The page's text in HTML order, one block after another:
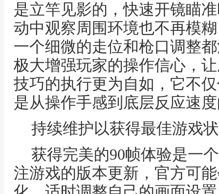
是立竿见影的，快速开镜瞄
动中观察周围环境也不再模
一个细微的走位和枪口调整
极大增强玩家的操作信心，
技巧的执行更为自如，它不
是从操作手感到底层反应速
持续维护以获得最佳游戏
获得完美的90帧体验是一
注游戏的版本更新，官方可